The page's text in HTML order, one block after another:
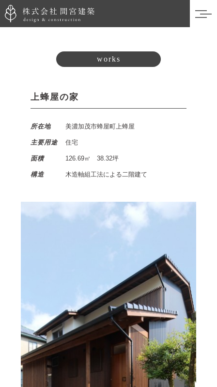
works
上蜂屋の家
所在地 美濃加茂市蜂屋町上蜂屋
主要用途 住宅
面積 126.69㎡ 38.32坪
構造 木造軸組工法による二階建て